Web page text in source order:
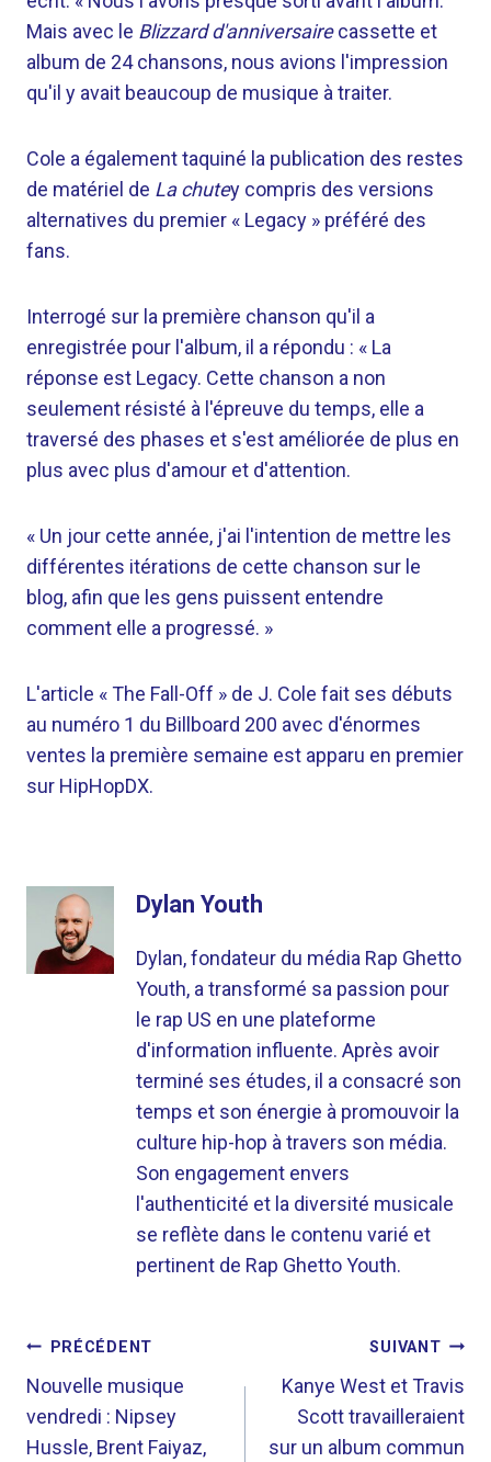
Mais avec le Blizzard d'anniversairecassette et
album de 24 chansons, nous avions l'impression
qu'il y avait beaucoup de musique à traiter.
Cole a également taquiné la publication des restes
de matériel de La chutey compris des versions
alternatives du premier « Legacy » préféré des
fans.
Interrogé sur la première chanson qu'il a
enregistrée pour l'album, il a répondu : « La
réponse est Legacy. Cette chanson a non
seulement résisté à l'épreuve du temps, elle a
traversé des phases et s'est améliorée de plus en
plus avec plus d'amour et d'attention.
« Un jour cette année, j'ai l'intention de mettre les
différentes itérations de cette chanson sur le
blog, afin que les gens puissent entendre
comment elle a progressé. »
L'article « The Fall-Off » de J. Cole fait ses débuts
au numéro 1 du Billboard 200 avec d'énormes
ventes la première semaine est apparu en premier
sur HipHopDX.
Dylan Youth
Dylan, fondateur du média Rap Ghetto
Youth, a transformé sa passion pour
le rap US en une plateforme
d'information influente. Après avoir
terminé ses études, il a consacré son
temps et son énergie à promouvoir la
culture hip-hop à travers son média.
Son engagement envers
l'authenticité et la diversité musicale
se reflète dans le contenu varié et
pertinent de Rap Ghetto Youth.
NAVIGATION
DE
L’ARTICLE
PRÉCÉDENT
Nouvelle musique
vendredi : Nipsey
Hussle, Brent Faiyaz,
SUIVANT
Kanye West et Travis
Scott travailleraient
sur un album commun